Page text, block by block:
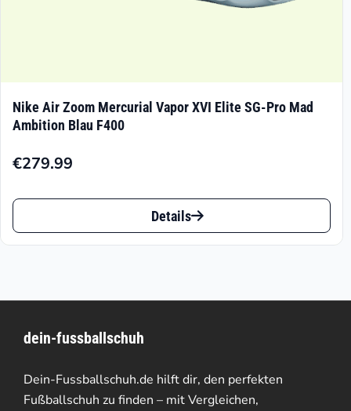
Nike Air Zoom Mercurial Vapor XVI Elite SG-Pro Mad
Ambition Blau F400
€279.99
Dieses
Produkt
auf.
Die
Optionen
Details
dein-fussballschuh
Dein-Fussballschuh.de hilft dir, den perfekten
Fußballschuh zu finden – mit Vergleichen,